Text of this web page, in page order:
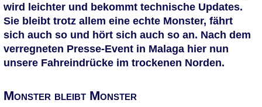
wird leichter und bekommt technische Updates.
Sie bleibt trotz allem eine echte Monster, fährt
sich auch so und hört sich auch so an. Nach dem
verregneten Presse-Event in Malaga hier nun
unsere Fahreindrücke im trockenen Norden.
Monster bleibt Monster